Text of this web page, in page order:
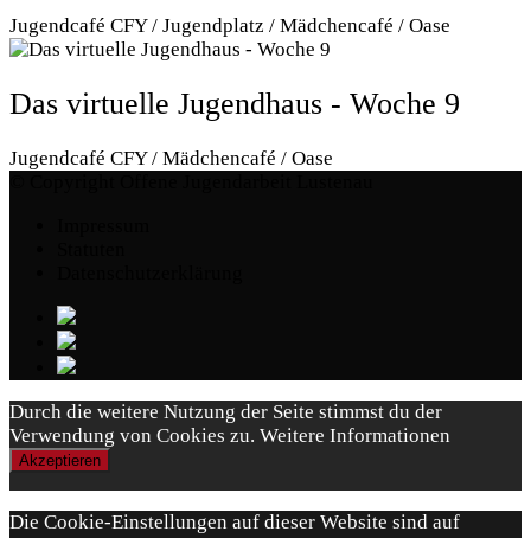
Jugendcafé CFY / Jugendplatz / Mädchencafé / Oase
Das virtuelle Jugendhaus - Woche 9
Jugendcafé CFY / Mädchencafé / Oase
Durch die weitere Nutzung der Seite stimmst du der
Verwendung von Cookies zu. Weitere Informationen
Akzeptieren
Die Cookie-Einstellungen auf dieser Website sind auf